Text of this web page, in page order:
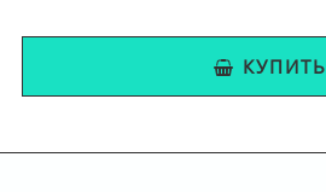
КУПИТЬ